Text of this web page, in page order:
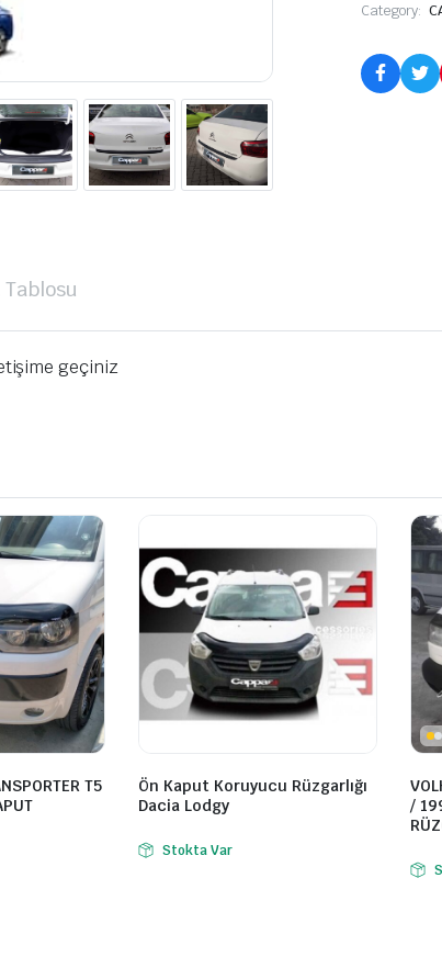
Category:
geçiniz
T5
Ön Kaput Koruyucu Rüzgarlığı
Dacia Lodgy
Stokta Var
/